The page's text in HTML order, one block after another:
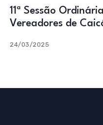
11ª Sessão Ordinária – Câmara de
Vereadores de
24/03/2025